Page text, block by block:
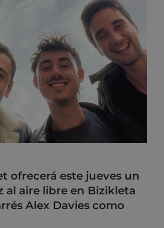
ofrecerá este jueves un
al aire libre en Bizikleta
Alex Davies como